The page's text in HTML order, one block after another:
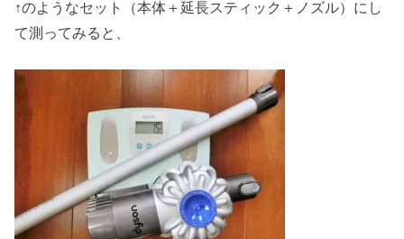
↑のようなセット（本体＋延長スティック＋ノズル）にし
て測ってみると、